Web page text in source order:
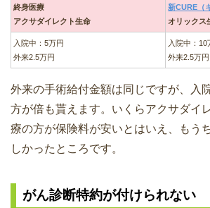
終身医療
アクサダイレクト生命
新CURE（
オリックス
入院中：5万円
外来2.5万円
入院中：10
外来2.5万円
外来の手術給付金額は同じですが、入
方が倍も貰えます。いくらアクサダイ
療の方が保険料が安いとはいえ、もう
しかったところです。
がん診断特約が付けられない